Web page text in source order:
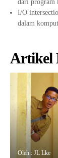
dari program
I/O
dalam
Artikel
Oleh : JL Lke